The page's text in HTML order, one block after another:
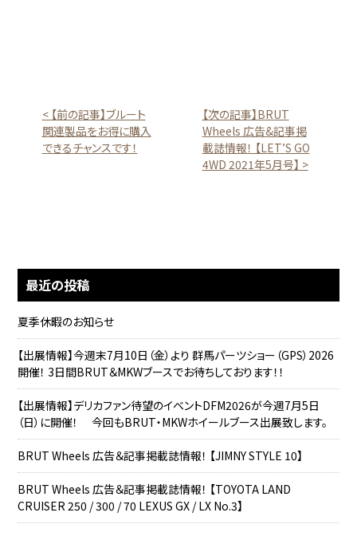
< 【前の記事】ブルート
関連製品をお得に購入
できるチャンスです！
【次の記事】BRUT
Wheels 広告&記事掲
載誌情報！ 【LET’S GO
4WD 2021年5月号】 >
最近の投稿
夏季休暇のお知らせ
【出展情報】今週末7月10日（金）より 群馬パーツショー（GPS）2026
開催！ 3日間BRUT＆MKWブースでお待ちしております！！
【出展情報】デリカファン待望のイベントDFM2026が今週7月5日
（日）に開催！ 今回もBRUT・MKWホイールブース出展致します。
BRUT Wheels 広告＆記事掲載誌情報！ 【JIMNY STYLE 10】
BRUT Wheels 広告＆記事掲載誌情報！ 【TOYOTA LAND
CRUISER 250 / 300 / 70 LEXUS GX / LX No.3】